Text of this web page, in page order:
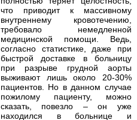
что приводит к массивному
внутреннему кровотечению,
требовало немедленной
медицинской помощи. Ведь,
согласно статистике, даже при
быстрой доставке в больницу
при разрыве грудной аорты
выживают лишь около 20-30%
пациентов. Но в данном случае
пожилому пациенту, можно
сказать, повезло – он уже
находился в больнице и